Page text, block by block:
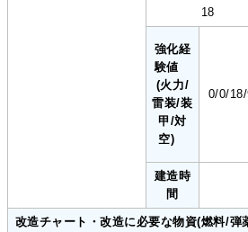
18
強化経
験値
(火力/
雷装/装
甲/対
空)
0/0/
建造時
間
改造チャート・改造に必要な物資(燃料/